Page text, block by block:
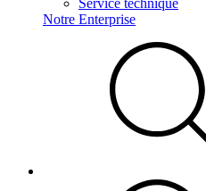
Service technique
Notre Enterprise